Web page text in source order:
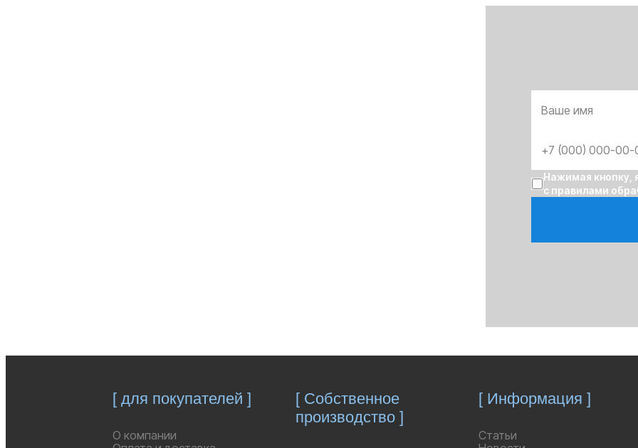
Нажимая кнопку,
с правилами
[ для покупателей ]
О компании
[ Собственное
производство ]
[ Информация ]
Статьи